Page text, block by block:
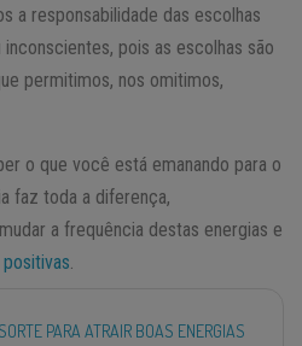
a responsabilidade das escolhas
pois as escolhas são
permitimos, nos omitimos,
o que você está emanando para o
faz toda a diferença,
a frequência destas energias e
PARA ATRAIR BOAS ENERGIAS